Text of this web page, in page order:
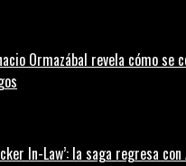
Ormazábal revela cómo se
In-Law’: la saga regresa